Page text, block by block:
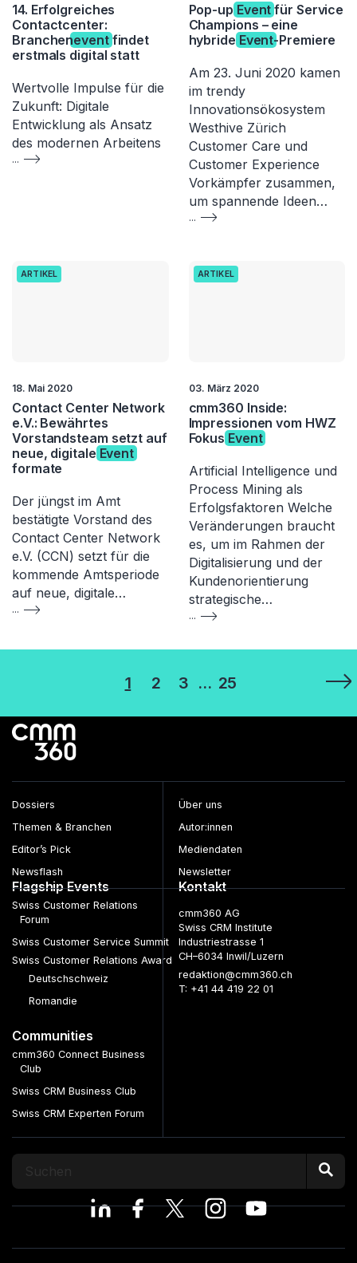
14. Erfolgreiches
Contactcenter:
Brancheneventfindet
erstmals digital statt
Wertvolle Impulse für die
Zukunft: Digitale
Entwicklung als Ansatz
des modernen Arbeitens
...
Pop-up Eventfür Service
Champions – eine
hybride Event-Premiere
Am 23. Juni 2020 kamen
im trendy
Innovationsökosystem
Westhive Zürich
Customer Care und
Customer Experience
Vorkämpfer zusammen,
um spannende Ideen…
...
ARTIKEL
18. Mai 2020
Contact Center Network
e.V.: Bewährtes
Vorstandsteam setzt auf
neue, digitale Event
formate
Der jüngst im Amt
bestätigte Vorstand des
Contact Center Network
e.V. (CCN) setzt für die
kommende Amtsperiode
auf neue, digitale…
...
ARTIKEL
03. März 2020
cmm360 Inside:
Impressionen vom HWZ
Fokus Event
Artificial Intelligence und
Process Mining als
Erfolgsfaktoren Welche
Veränderungen braucht
es, um im Rahmen der
Digitalisierung und der
Kundenorientierung
strategische…
...
Seitennummerierung
der
Beiträge
1 2 3 … 25
Dossiers
Themen & Branchen
Editor’s Pick
Newsflash
Über uns
Autor:innen
Mediendaten
Newsletter
Flagship Events
Swiss Customer Relations
Forum
Swiss Customer Service Summit
Swiss Customer Relations Award
Deutschschweiz
Romandie
Communities
cmm360 Connect Business
Club
Swiss CRM Business Club
Swiss CRM Experten Forum
Kontakt
cmm360 AG
Swiss CRM Institute
Industriestrasse 1
CH–6034 Inwil/Luzern
redaktion@cmm360.ch
T: +41 44 419 22 01